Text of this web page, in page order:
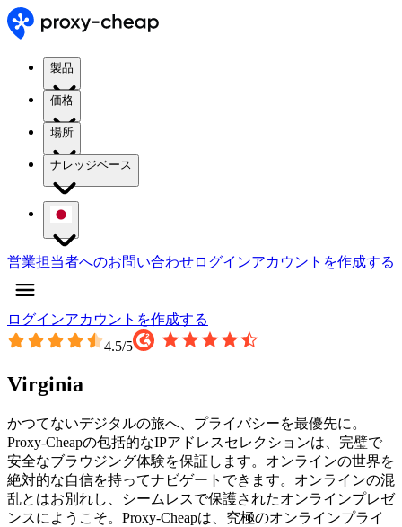
製品
価格
場所
ナレッジベース
営業担当者へのお問い合わせログインアカウントを作成する
ログインアカウントを作成する
4.5/5
Virginia
かつてないデジタルの旅へ、プライバシーを最優先に。
Proxy-Cheapの包括的なIPアドレスセレクションは、完璧で
安全なブラウジング体験を保証します。オンラインの世界を
絶対的な自信を持ってナビゲートできます。オンラインの混
乱とはお別れし、シームレスで保護されたオンラインプレゼ
ンスにようこそ。Proxy-Cheapは、究極のオンラインプライ